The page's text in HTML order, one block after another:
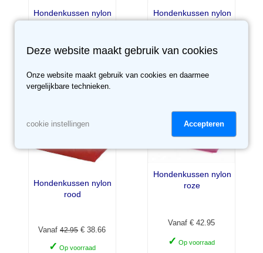
Hondenkussen nylon
✓Op voorraad
Hondenkussen nylon
✓Op voorraad
Hondenkussen nylon
rood
Vanaf42.95€ 38.66
✓ Op voorraad
Hondenkussen nylon
roze
Vanaf € 42.95
✓ Op voorraad
Deze website maakt gebruik van cookies
Onze website maakt gebruik van cookies en daarmee
vergelijkbare technieken.
cookie instellingen Accepteren